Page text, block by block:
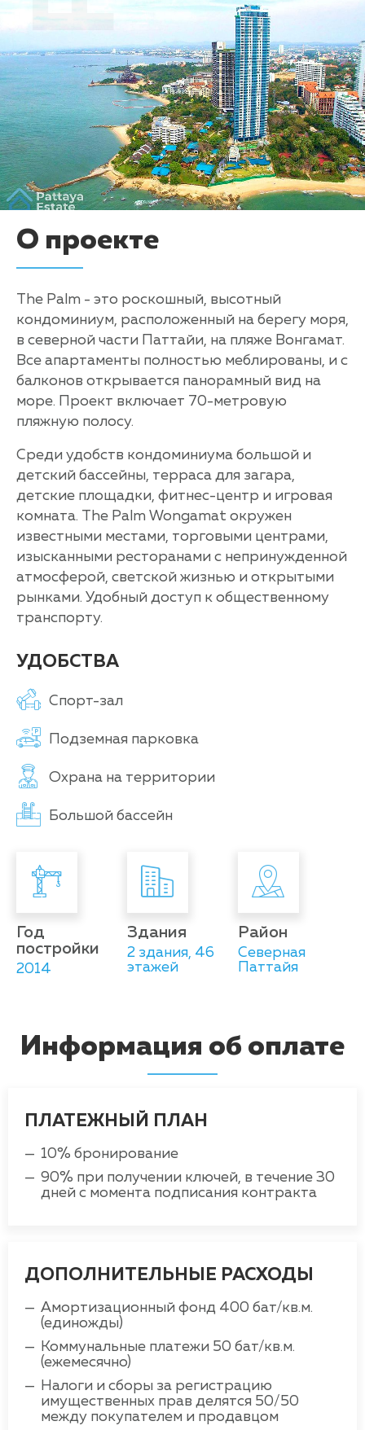
О проекте
The Palm - это роскошный, высотный
кондоминиум, расположенный на берегу моря,
в северной части Паттайи, на пляже Вонгамат.
Все апартаменты полностью меблированы, и с
балконов открывается панорамный вид на
море. Проект включает 70-метровую
пляжную полосу.
Среди удобств кондоминиума большой и
детский бассейны, терраса для загара,
детские площадки, фитнес-центр и игровая
комната. The Palm Wongamat окружен
известными местами, торговыми центрами,
изысканными ресторанами с непринужденной
атмосферой, светской жизнью и открытыми
рынками. Удобный доступ к общественному
транспорту.
УДОБСТВА
Спорт-зал
Подземная парковка
Охрана на территории
Большой бассейн
Год
постройки
2014
Здания
2 здания, 46
этажей
Район
Северная
Паттайя
Информация об оплате
ПЛАТЕЖНЫЙ ПЛАН
10% бронирование
90% при получении ключей, в течение 30
дней с момента подписания контракта
ДОПОЛНИТЕЛЬНЫЕ РАСХОДЫ
Амортизационный фонд 400 бат/кв.м.
(единожды)
Коммунальные платежи 50 бат/кв.м.
(ежемесячно)
Налоги и сборы за регистрацию
имущественных прав делятся 50/50
между покупателем и продавцом